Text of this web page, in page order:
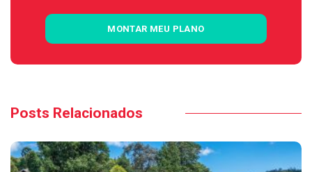
MONTAR MEU PLANO
Posts Relacionados